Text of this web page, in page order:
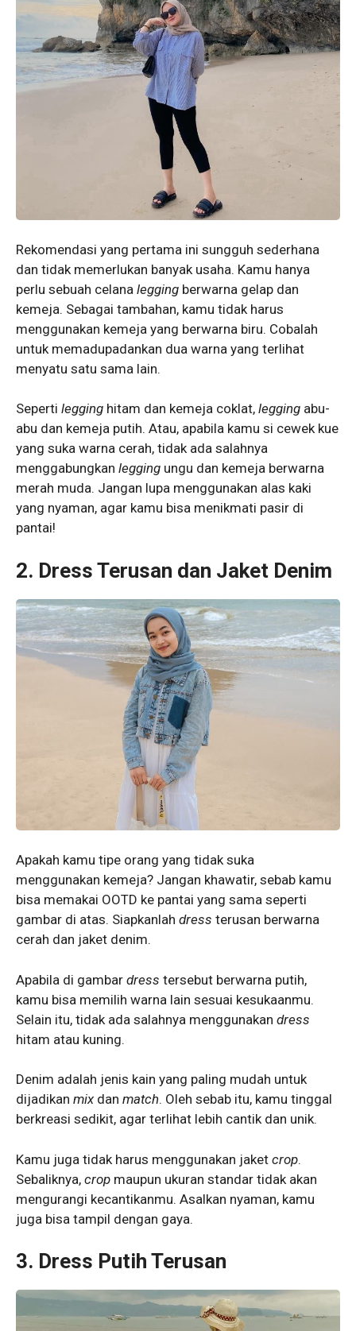
Rekomendasi yang pertama ini sungguh sederhana
dan tidak memerlukan banyak usaha. Kamu hanya
perlu sebuah celana legging berwarna gelap dan
kemeja. Sebagai tambahan, kamu tidak harus
menggunakan kemeja yang berwarna biru. Cobalah
untuk memadupadankan dua warna yang terlihat
menyatu satu sama lain.
Seperti legging hitam dan kemeja coklat, legging abu-
abu dan kemeja putih. Atau, apabila kamu si cewek kue
yang suka warna cerah, tidak ada salahnya
menggabungkan legging ungu dan kemeja berwarna
merah muda. Jangan lupa menggunakan alas kaki
yang nyaman, agar kamu bisa menikmati pasir di
pantai!
2. Dress Terusan dan Jaket Denim
Apakah kamu tipe orang yang tidak suka
menggunakan kemeja? Jangan khawatir, sebab kamu
bisa memakai OOTD ke pantai yang sama seperti
gambar di atas. Siapkanlah dress terusan berwarna
cerah dan jaket denim.
Apabila di gambar dress tersebut berwarna putih,
kamu bisa memilih warna lain sesuai kesukaanmu.
Selain itu, tidak ada salahnya menggunakan dress
hitam atau kuning.
Denim adalah jenis kain yang paling mudah untuk
dijadikan mix dan match. Oleh sebab itu, kamu tinggal
berkreasi sedikit, agar terlihat lebih cantik dan unik.
Kamu juga tidak harus menggunakan jaket crop.
Sebaliknya, crop maupun ukuran standar tidak akan
mengurangi kecantikanmu. Asalkan nyaman, kamu
juga bisa tampil dengan gaya.
3. Dress Putih Terusan